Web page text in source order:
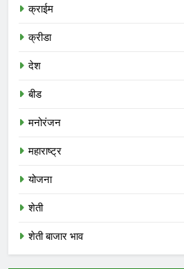
क्राईम
क्रीडा
देश
बीड
मनोरंजन
महाराष्ट्र
योजना
शेती
शेती बाजार भाव